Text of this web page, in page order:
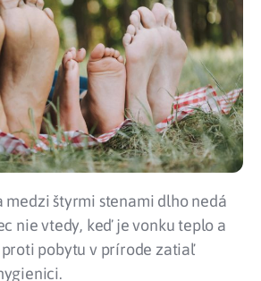
medzi štyrmi stenami dlho nedá
nie vtedy, keď je vonku teplo a
proti pobytu v prírode zatiaľ